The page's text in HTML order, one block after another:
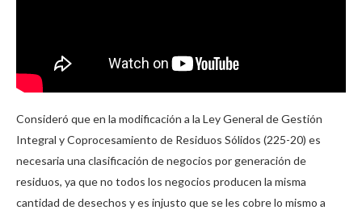
Consideró que en la modificación a la Ley General de Gestión
Integral y Coprocesamiento de Residuos Sólidos (225-20) es
necesaria una clasificación de negocios por generación de
residuos, ya que no todos los negocios producen la misma
cantidad de desechos y es injusto que se les cobre lo mismo a